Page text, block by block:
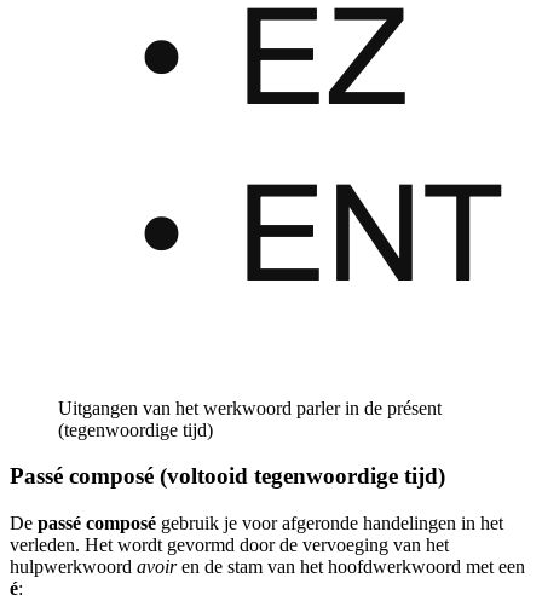
Uitgangen van het werkwoord parler in de présent
(tegenwoordige tijd)
Passé composé (voltooid tegenwoordige tijd)
De passé composé gebruik je voor afgeronde handelingen in het
verleden. Het wordt gevormd door de vervoeging van het
hulpwerkwoord avoiren de stam van het hoofdwerkwoord met een
é: